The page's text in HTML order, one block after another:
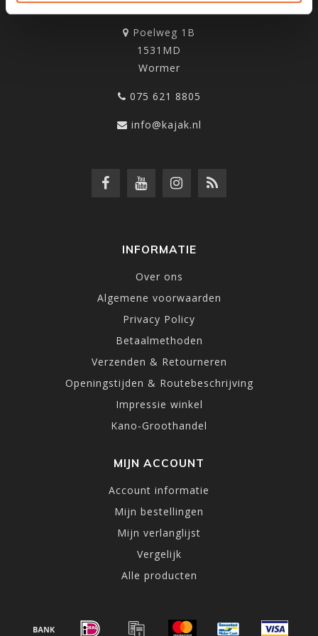
KANOCENTRUM ARJAN BLOEM
Poelweg 1B
1531MD
Wormer
075 621 8805
info@kajak.nl
INFORMATIE
Over ons
Algemene voorwaarden
Privacy Policy
Betaalmethoden
Verzenden & Retourneren
Openingstijden & Routebeschrijving
Impressie winkel
Kano-Groothandel
MIJN ACCOUNT
Account informatie
Mijn bestellingen
Mijn verlanglijst
Vergelijk
Alle producten